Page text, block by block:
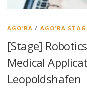
AGO’RA / AGO’RA
[Stage]
Medical
Leopoldshafen